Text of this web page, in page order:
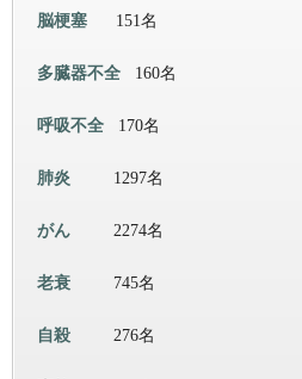
脳梗塞 151名
多臓器不全 160名
呼吸不全 170名
肺炎 1297名
がん 2274名
老衰 745名
自殺 276名